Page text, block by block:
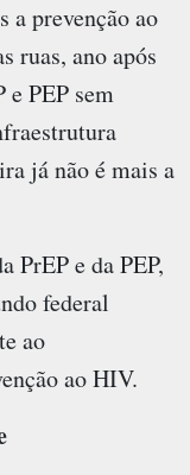
a prevenção ao
ruas, ano após
e PEP sem
já não é mais a
PrEP e da PEP,
federal
ao
ao HIV.